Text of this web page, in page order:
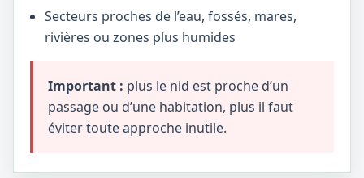
Secteurs proches de l’eau, fossés, mares,
rivières ou zones plus humides
Important : plus le nid est proche d’un
passage ou d’une habitation, plus il faut
éviter toute approche inutile.